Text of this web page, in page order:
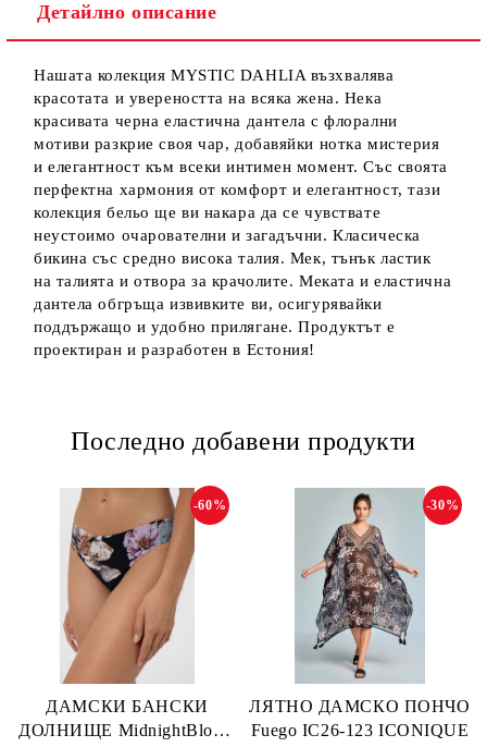
Детайлно описание
Нашата колекция MYSTIC DAHLIA възхвалява
красотата и увереността на всяка жена. Нека
красивата черна еластична дантела с флорални
мотиви разкрие своя чар, добавяйки нотка мистерия
и елегантност към всеки интимен момент. Със своята
перфектна хармония от комфорт и елегантност, тази
колекция бельо ще ви накара да се чувствате
неустоимо очарователни и загадъчни. Класическа
бикина със средно висока талия. Мек, тънък ластик
на талията и отвора за крачолите. Меката и еластична
дантела обгръща извивките ви, осигурявайки
поддържащо и удобно прилягане. Продуктът е
проектиран и разработен в Естония!
Последно добавени продукти
ДАМСКИ БАНСКИ
ДОЛНИЩЕ MidnightBloom
-60%
ЛЯТНО ДАМСКО ПОНЧО
Fuego IC26-123 ICONIQUE
-30%